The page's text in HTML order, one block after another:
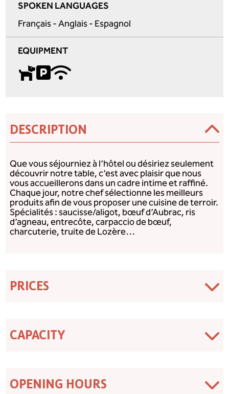
DESCRIPTION
Que vous séjourniez à l’hôtel ou désiriez seulement
découvrir notre table, c’est avec plaisir que nous
vous accueillerons dans un cadre intime et rafﬁné.
Chaque jour, notre chef sélectionne les meilleurs
produits aﬁn de vous proposer une cuisine de terroir.
Spécialités : saucisse/aligot, bœuf d’Aubrac, ris
d’agneau, entrecôte, carpaccio de bœuf,
charcuterie, truite de Lozère…
PRICES
CAPACITY
OPENING HOURS
SPOKEN LANGUAGES
Français - Anglais - Espagnol
EQUIPMENT